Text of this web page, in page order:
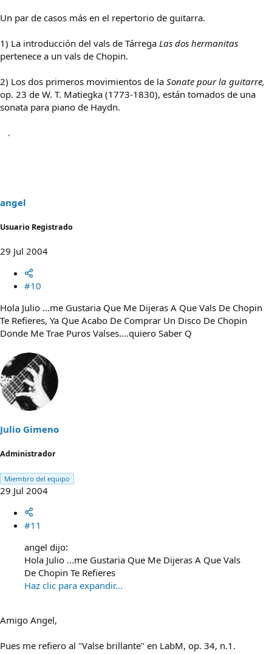
Un par de casos más en el repertorio de guitarra.
1) La introducción del vals de Tárrega Las dos hermanitas
pertenece a un vals de Chopin.
2) Los dos primeros movimientos de la Sonate pour la guitarre,
op. 23 de W. T. Matiegka (1773-1830), están tomados de una
sonata para piano de Haydn.
angel
Usuario Registrado
29 Jul 2004
#10
Hola Julio ...me Gustaria Que Me Dijeras A Que Vals De Chopin
Te Refieres, Ya Que Acabo De Comprar Un Disco De Chopin
Donde Me Trae Puros Valses....quiero Saber Q
Julio Gimeno
Administrador
Miembro del equipo
29 Jul 2004
#11
angel dijo:
Hola Julio ...me Gustaria Que Me Dijeras A Que Vals
De Chopin Te Refieres
Haz clic para expandir...
Amigo Angel,
Pues me refiero al "Valse brillante" en LabM, op. 34, n.1.